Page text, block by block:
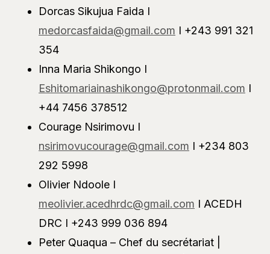
Dorcas Sikujua Faida I
medorcasfaida@gmail.com I +243 991 321
354
Inna Maria Shikongo I
Eshitomariainashikongo@protonmail.com I
+44 7456 378512
Courage Nsirimovu I
nsirimovucourage@gmail.com I +234 803
292 5998
Olivier Ndoole I
meolivier.acedhrdc@gmail.com I ACEDH
DRC I +243 999 036 894
Peter Quaqua – Chef du secrétariat |